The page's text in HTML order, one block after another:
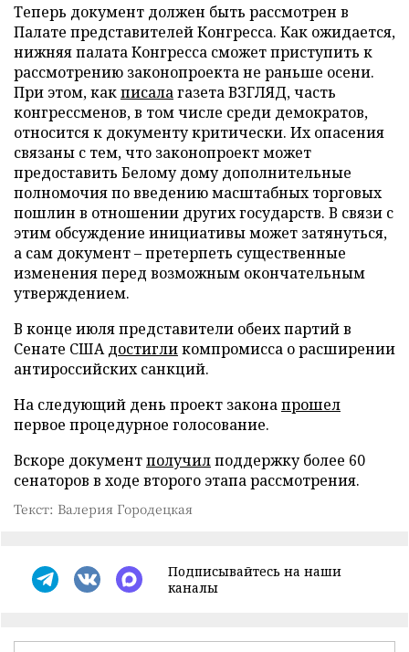
Теперь документ должен быть рассмотрен в
Палате представителей Конгресса. Как ожидается,
нижняя палата Конгресса сможет приступить к
рассмотрению законопроекта не раньше осени.
При этом, какписалагазета ВЗГЛЯД, часть
конгрессменов, в том числе среди демократов,
относится к документу критически. Их опасения
связаны с тем, что законопроект может
предоставить Белому дому дополнительные
полномочия по введению масштабных торговых
пошлин в отношении других государств. В связи с
этим обсуждение инициативы может затянуться,
а сам документ – претерпеть существенные
изменения перед возможным окончательным
утверждением.
В конце июля представители обеих партий в
Сенате СШАдостигликомпромисса о расширении
антироссийских санкций.
На следующий день проект законапрошел
первое процедурное голосование.
Вскоре документполучилподдержку более 60
сенаторов в ходе второго этапа рассмотрения.
Текст: Валерия Городецкая
Подписывайтесь на наши
каналы